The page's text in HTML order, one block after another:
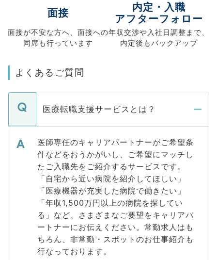
面接
面接が不安な方へ、 面接への
同席も行っています
内定・入職
アフターフォロー
年収交渉や入社日調整まで、
内定後もバックアップ
よくあるご質問
医療転職支援サービスとは？
医師専任のキャリアパートナーがご希望条
件などをおうかがいし、ご希望にマッチし
たご入職先をご紹介するサービスです。
「自宅から近い病院を紹介してほしい」
「医療機器が充実した病院で働きたい」
「年収1,500万円以上の病院を探してい
る」など、さまざまなご要望をキャリアパ
ートナーにお伝えください。常勤求人はも
ちろん、非常勤・スポットのお仕事紹介も
行なっております。